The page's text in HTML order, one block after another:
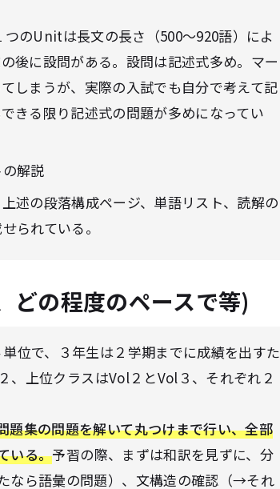
のUnitは長文の長さ（500～920語）によ
後に設問がある。設問は記述式多め。マー
しまうが、実際の入試でも自分で考えて記
きる限り記述式の問題が多めになってい
解説
述の段落構成ページ、単語リスト、読解の
られている。
どの程度のペースで等)
位で、３年生は２学期までに成績を出すた
、上位クラスはVol２とVol３、それぞれ２
題集の問題を解いて丸つけまで行い、全部
いる。予習の際、まずは和訳を見ずに、分
なら語彙の問題）、文構造の確認（→それ